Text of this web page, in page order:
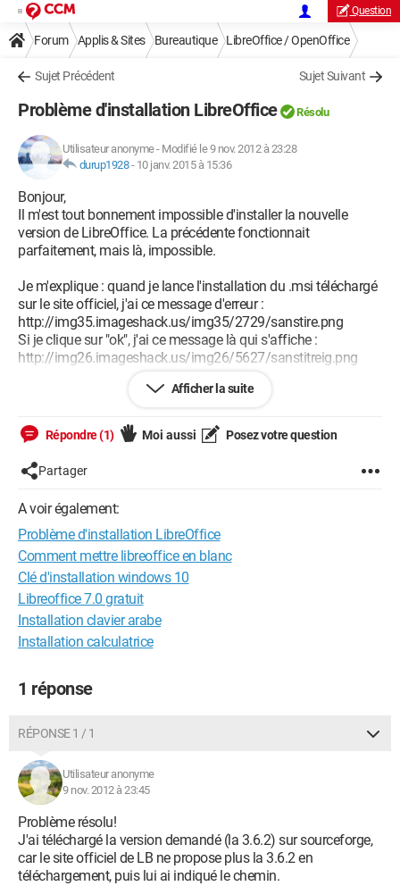
Question
Forum Applis & Sites Bureautique LibreOffice / OpenOffice
Sujet Précédent Sujet Suivant
Problème d'installation LibreOffice Résolu
Utilisateur anonyme- Modifié le 9 nov. 2012 à 23:28
durup1928- 10 janv. 2015 à 15:36
Bonjour,
Il m'est tout bonnement impossible d'installer la nouvelle
version de LibreOffice. La précédente fonctionnait
parfaitement, mais là, impossible.
Je m'explique : quand je lance l'installation du .msi téléchargé
sur le site officiel, j'ai ce message d'erreur :
http://img35.imageshack.us/img35/2729/sanstire.png
Si je clique sur "ok", j'ai ce message là qui s'affiche :
http://img26.imageshack.us/img26/5627/sanstitreig.png
J'ai donc désinstallé le libreoffice que j'avais installé
Si quelqu'un a une idée, je suis preneur!
Merci
Afficher la suite
Répondre (1) Moi aussi Posez votre question
Partager
A voir également:
Problème d'installation LibreOffice
Comment mettre libreoffice en blanc
Clé d'installation windows 10
Libreoffice 7.0 gratuit
Installation clavier arabe
Installation calculatrice
1 réponse
RÉPONSE 1 / 1
Utilisateur anonyme
9 nov. 2012 à 23:45
Problème résolu!
J'ai téléchargé la version demandé (la 3.6.2) sur sourceforge,
car le site officiel de LB ne propose plus la 3.6.2 en
téléchargement, puis lui ai indiqué le chemin.